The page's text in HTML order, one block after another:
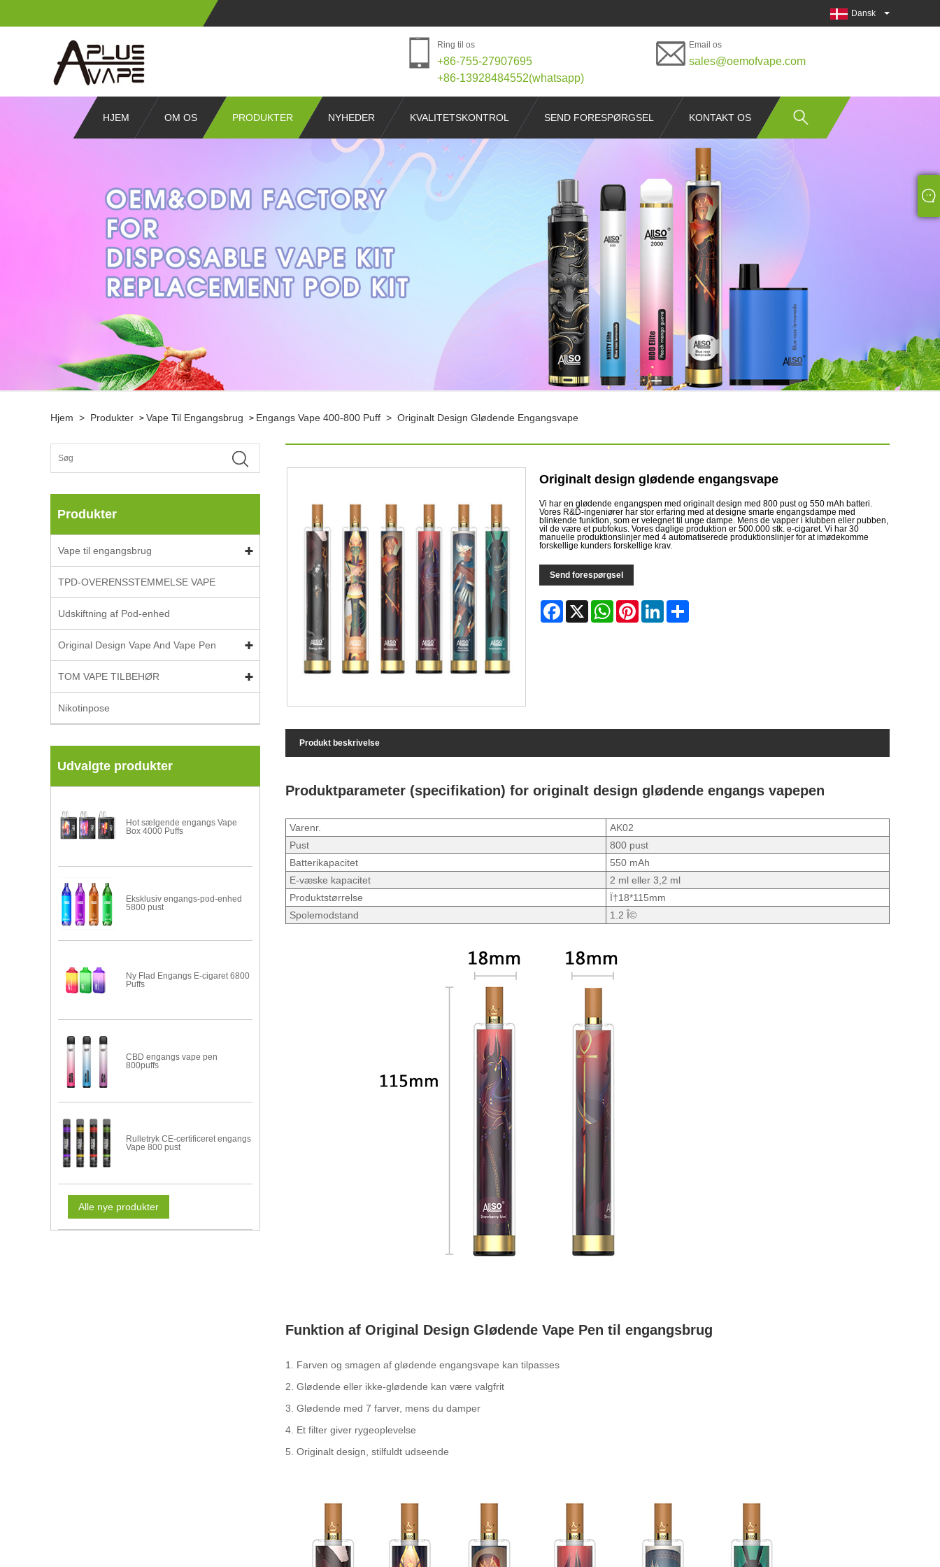
Dansk
Ring til os
+86-755-27907695
+86-13928484552(whatsapp)
Email os
sales@oemofvape.com
HJEM OM OS PRODUKTER NYHEDER KVALITETSKONTROL SEND FORESPØRGSEL KONTAKT OS
Hjem > Produkter > Vape Til Engangsbrug > Engangs Vape 400-800 Puff > Originalt Design Glødende Engangsvape
Produkter
Vape til engangsbrug
TPD-OVERENSSTEMMELSE VAPE
Udskiftning af Pod-enhed
Original Design Vape And Vape Pen
TOM VAPE TILBEHØR
Nikotinpose
Udvalgte produkter
Hot sælgende engangs Vape
Box 4000 Puffs
Eksklusiv engangs-pod-enhed
5800 pust
Ny Flad Engangs E-cigaret 6800
Puffs
CBD engangs vape pen
800puffs
Rulletryk CE-certificeret engangs
Vape 800 pust
Alle nye produkter
Originalt design glødende engangsvape
Vi har en glødende engangspen med originalt design med 800 pust og 550 mAh batteri.
Vores R&D-ingeniører har stor erfaring med at designe smarte engangsdampe med
blinkende funktion, som er velegnet til unge dampe. Mens de vapper i klubben eller pubben,
vil de være et pubfokus. Vores daglige produktion er 500.000 stk. e-cigaret. Vi har 30
manuelle produktionslinjer med 4 automatiserede produktionslinjer for at imødekomme
forskellige kunders forskellige krav.
Send forespørgsel
Facebook WhatsAppPinterestLinkedIn
Produkt beskrivelse
Produktparameter (specifikation) for originalt design glødende engangs vapepen
Varenr.
AK02
Pust
800 pust
Batterikapacitet
550 mAh
E-væske kapacitet
2 ml eller 3,2 ml
Produktstørrelse
Ï†18*115mm
Spolemodstand
1.2 Î©
Funktion af Original Design Glødende Vape Pen til engangsbrug
1. Farven og smagen af ​​glødende engangsvape kan tilpasses
2. Glødende eller ikke-glødende kan være valgfrit
3. Glødende med 7 farver, mens du damper
4. Et filter giver rygeoplevelse
5. Originalt design, stilfuldt udseende